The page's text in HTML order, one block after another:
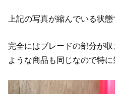
上記の写真が縮んでいる状態
完全にはブレードの部分が
ような商品も同じなので特に